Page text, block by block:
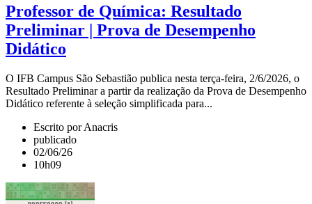
Professor de Química: Resultado
Preliminar | Prova de Desempenho
Didático
O IFB Campus São Sebastião publica nesta terça-feira, 2/6/2026, o
Resultado Preliminar a partir da realização da Prova de Desempenho
Didático referente à seleção simplificada para...
Escrito por Anacris
publicado
02/06/26
10h09